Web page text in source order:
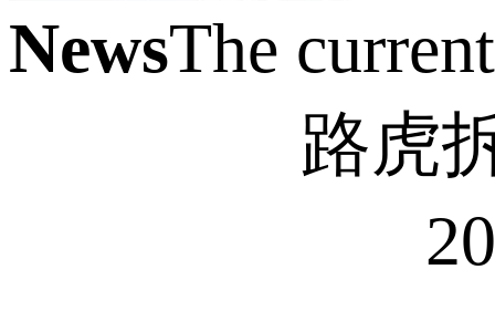
NewsThe
路虎